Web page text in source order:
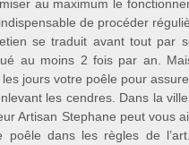
au maximum le
de procéder
se traduit avant tout par
au moins 2 fois par an.
jours votre poêle pour
les cendres. Dans la
Artisan Stephane peut vous
poêle dans les règles de